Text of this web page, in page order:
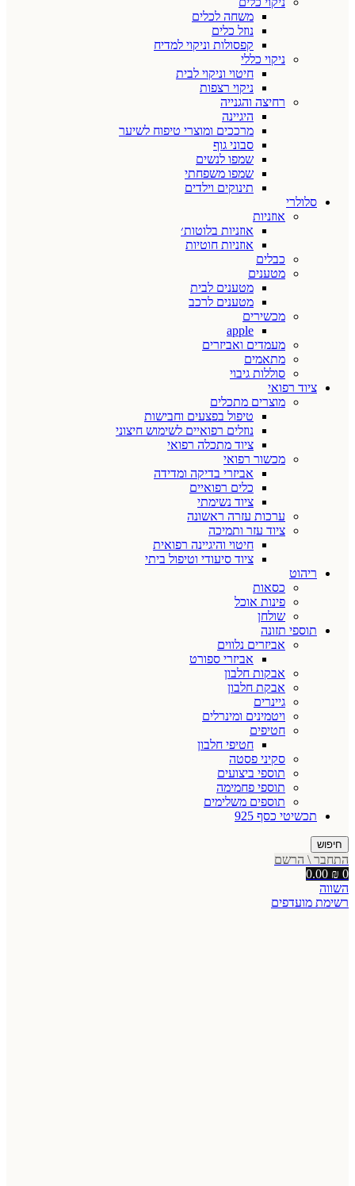
משחה לכלים
נוזל כלים
קפסולות וניקוי למדיח
ניקוי כללי
חיטוי וניקוי לבית
ניקוי רצפות
רחיצה והגנייה
היגיינה
מרככים ומוצרי טיפוח לשיער
סבוני גוף
שמפו לנשים
שמפו משפחתי
תינוקים וילדים
סלולרי
אוזניות
אוזניות בלוטות׳
אוזניות חוטיות
כבלים
מטענים
מטענים לבית
מטענים לרכב
מכשירים
apple
מעמדים ואביזרים
מתאמים
סוללות גיבוי
ציוד רפואי
מוצרים מתכלים
טיפול בפצעים וחבישות
נוזלים רפואיים לשימוש חיצוני
ציוד מתכלה רפואי
מכשור רפואי
אביזרי בדיקה ומדידה
כלים רפואיים
ציוד נשימתי
ערכות עזרה ראשונה
ציוד עזר ותמיכה
חיטוי והיגיינה רפואית
ציוד סיעודי וטיפול ביתי
ריהוט
כסאות
פינות אוכל
שולחן
תוספי תזונה
אביזרים נלווים
אביזרי ספורט
אבקות חלבון
אבקת חלבון
גיינרים
ויטמינים ומינרלים
חטיפים
חטיפי חלבון
סקיני פסטה
תוספי ביצועים
תוספי פחמימה
תוספים משלימים
תכשיטי כסף 925
חיפוש
התחבר \ הרשם
0
0.00 ₪
השווה
רשימת מועדפים